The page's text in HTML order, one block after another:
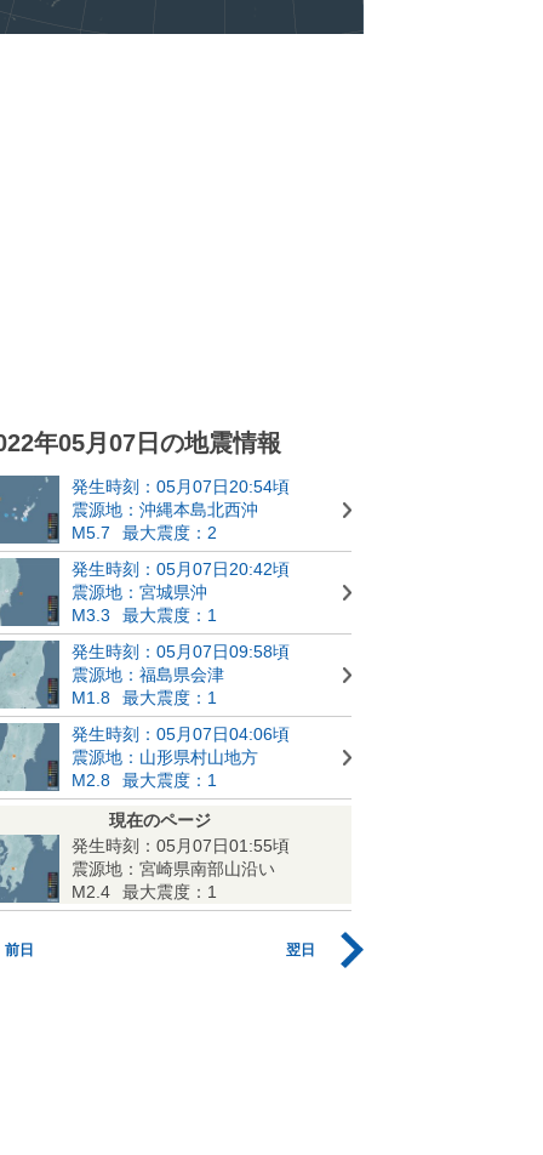
年05月07日の地震情報
発生時刻：05月07日20:54頃
震源地：沖縄本島北西沖
M5.7
最大震度：2
発生時刻：05月07日20:42頃
震源地：宮城県沖
M3.3
最大震度：1
発生時刻：05月07日09:58頃
震源地：福島県会津
M1.8
最大震度：1
発生時刻：05月07日04:06頃
震源地：山形県村山地方
M2.8
最大震度：1
現在のページ
発生時刻：05月07日01:55頃
震源地：宮崎県南部山沿い
M2.4
最大震度：1
前日 翌日